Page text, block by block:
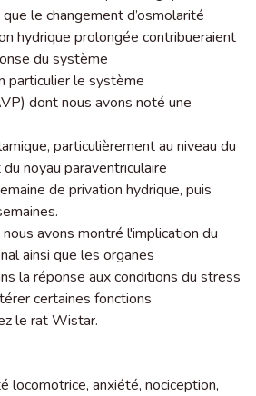
le changement d’osmolarité
hydrique prolongée contribueraient
du système
particulier le système
dont nous avons noté une
particulièrement au niveau du
noyau paraventriculaire
de privation hydrique, puis
avons montré l'implication du
ainsi que les organes
la réponse aux conditions du stress
certaines fonctions
le rat Wistar.
locomotrice, anxiété, nociception,